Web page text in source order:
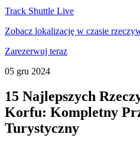
Track Shuttle Live
Zobacz lokalizację w czasie
Zarezerwuj teraz
05 gru 2024
15 Najlepszych
Korfu: Kompletny
Turystyczny